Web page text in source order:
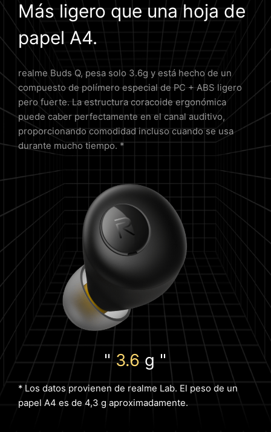
Más ligero que una hoja de
papel A4.
realme Buds Q, pesa solo 3.6g y está hecho de un
compuesto de polímero especial de PC + ABS ligero
pero fuerte. La estructura coracoide ergonómica
puede caber perfectamente en el canal auditivo,
proporcionando comodidad incluso cuando se usa
durante mucho tiempo. *
"3.6 g "
* Los datos provienen de realme Lab. El peso de un
papel A4 es de 4,3 g aproximadamente.